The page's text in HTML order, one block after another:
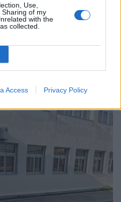
Use,
of my
with the
collected.
Access Privacy Policy
και φθορά η